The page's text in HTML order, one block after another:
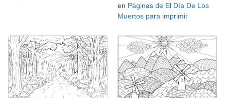
en Páginas de El Día De Los
Muertos para imprimir